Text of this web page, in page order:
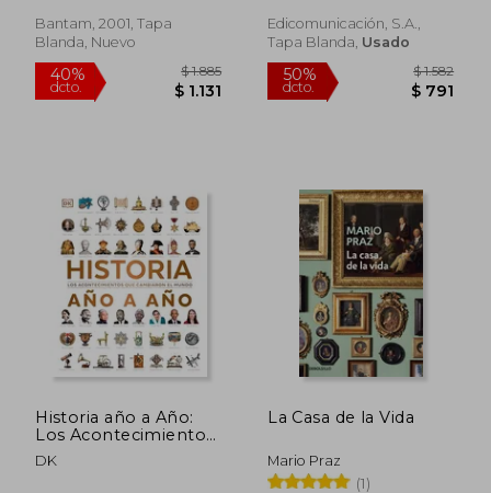
15%
dcto. $ 1.016
40%
dcto.
Bantam, 2001, Tapa
Blanda, Nuevo
Edicomunicación, S.A.,
Tapa Blanda, Usado
Historia año a Año:
Los Acontecimientos
que Cambiaron el
Mundo
DK
La Casa de la Vida
Mario Praz
(1)